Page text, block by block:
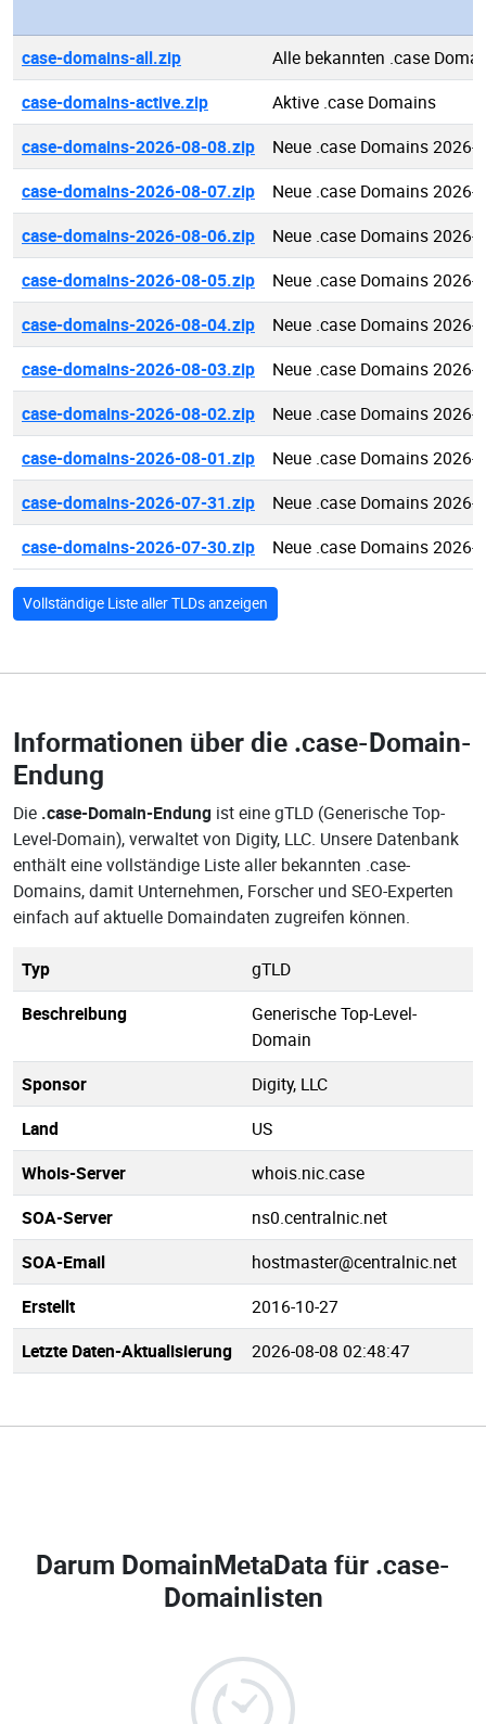
case-domains-all.zip
Alle bekannten .case
case-domains-active.zip
Aktive .case Domains
case-domains-2026-08-08.zip
Neue .case Domains 2026-
case-domains-2026-08-07.zip
Neue .case Domains 2026-
case-domains-2026-08-06.zip
Neue .case Domains 2026-
case-domains-2026-08-05.zip
Neue .case Domains 2026-
case-domains-2026-08-04.zip
Neue .case Domains 2026-
case-domains-2026-08-03.zip
Neue .case Domains 2026-
case-domains-2026-08-02.zip
Neue .case Domains 2026-
case-domains-2026-08-01.zip
Neue .case Domains 2026-
case-domains-2026-07-31.zip
Neue .case Domains 2026-
case-domains-2026-07-30.zip
Neue .case Domains 2026-
Vollständige Liste aller TLDs anzeigen
Informationen über die .case-Domain-
Endung
Die .case-Domain-Endung ist eine gTLD (Generische Top-
Level-Domain), verwaltet von Digity, LLC. Unsere Datenbank
enthält eine vollständige Liste aller bekannten .case-
Domains, damit Unternehmen, Forscher und SEO-Experten
einfach auf aktuelle Domaindaten zugreifen können.
Typ
gTLD
Beschreibung
Generische Top-Level-
Domain
Sponsor
Digity, LLC
Land
US
Whois-Server
whois.nic.case
SOA-Server
ns0.centralnic.net
SOA-Email
hostmaster@centralnic.net
Erstellt
2016-10-27
Letzte Daten-Aktualisierung
2026-08-08 02:48:47
Darum DomainMetaData für .case-
Domainlisten